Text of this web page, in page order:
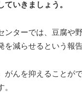
ていきましょう。
ンターでは、豆腐や
を減らせるという報
がんを抑えることが
。